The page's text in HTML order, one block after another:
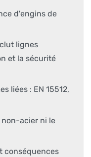
d'engins de
lignes
et la sécurité
liées : EN 15512,
non-acier ni le
conséquences